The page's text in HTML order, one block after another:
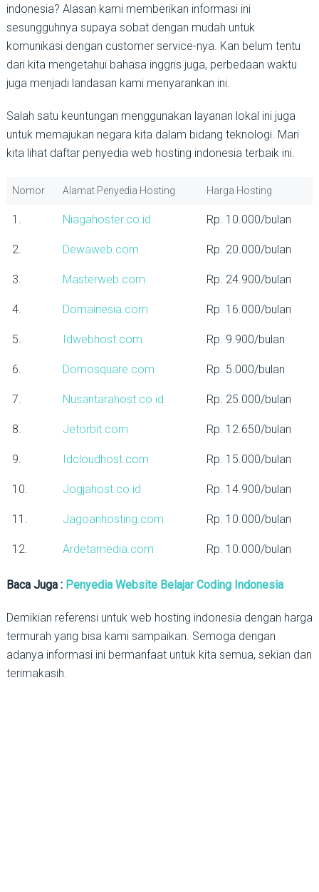
indonesia? Alasan kami memberikan informasi ini
sesungguhnya supaya sobat dengan mudah untuk
komunikasi dengan customer service-nya. Kan belum tentu
dari kita mengetahui bahasa inggris juga, perbedaan waktu
juga menjadi landasan kami menyarankan ini.
Salah satu keuntungan menggunakan layanan lokal ini juga
untuk memajukan negara kita dalam bidang teknologi. Mari
kita lihat daftar penyedia web hosting indonesia terbaik ini.
Nomor Alamat Penyedia Hosting Harga Hosting
1. Niagahoster.co.id Rp. 10.000/bulan
2. Dewaweb.com Rp. 20.000/bulan
3. Masterweb.com Rp. 24.900/bulan
4. Domainesia.com Rp. 16.000/bulan
5. Idwebhost.com Rp. 9.900/bulan
6. Domosquare.com Rp. 5.000/bulan
7. Nusantarahost.co.id Rp. 25.000/bulan
8. Jetorbit.com Rp. 12.650/bulan
9. Idcloudhost.com Rp. 15.000/bulan
10. Jogjahost.co.id Rp. 14.900/bulan
11. Jagoanhosting.com Rp. 10.000/bulan
12. Ardetamedia.com Rp. 10.000/bulan
Baca Juga : Penyedia Website Belajar Coding Indonesia
Demikian referensi untuk web hosting indonesia dengan harga
termurah yang bisa kami sampaikan. Semoga dengan
adanya informasi ini bermanfaat untuk kita semua, sekian dan
terimakasih.